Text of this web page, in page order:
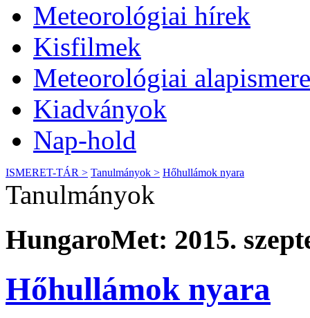
Meteorológiai hírek
Kisfilmek
Meteorológiai
Kiadványok
Nap-hold
ISMERET-TÁR > Tanulmányok > Hőhullámok nyara
Tanulmányok
HungaroMet: 2015.
Hőhullámok nyara